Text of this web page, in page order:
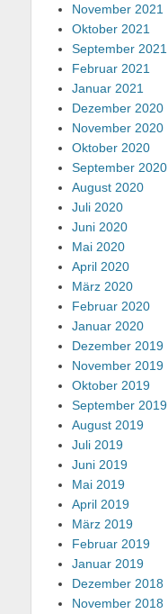
November 2021
Oktober 2021
September 2021
Februar 2021
Januar 2021
Dezember 2020
November 2020
Oktober 2020
September 2020
August 2020
Juli 2020
Juni 2020
Mai 2020
April 2020
März 2020
Februar 2020
Januar 2020
Dezember 2019
November 2019
Oktober 2019
September 2019
August 2019
Juli 2019
Juni 2019
Mai 2019
April 2019
März 2019
Februar 2019
Januar 2019
Dezember 2018
November 2018